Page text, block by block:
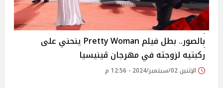
بالصور.. بطل فيلم Pretty Woman ينحني على
ركبتيه لزوجته في مهرجان ڤينيسيا
الإثنين 02/سبتمبر/2024 - 12:56 م